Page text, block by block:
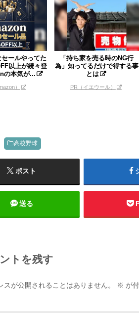
セールやってた
以上が続々登
の本気が...
）
「持ち家を売る時のNG行
為」知ってるだけで得する事
とは
PR（イエウール）
高校野球
ポスト
送る
トを残す
スが公開されることはありません。 ※ が